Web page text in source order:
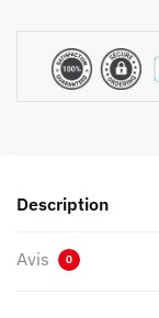
Description
Avis 0